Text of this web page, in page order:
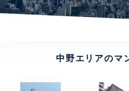
中野エリアのマ